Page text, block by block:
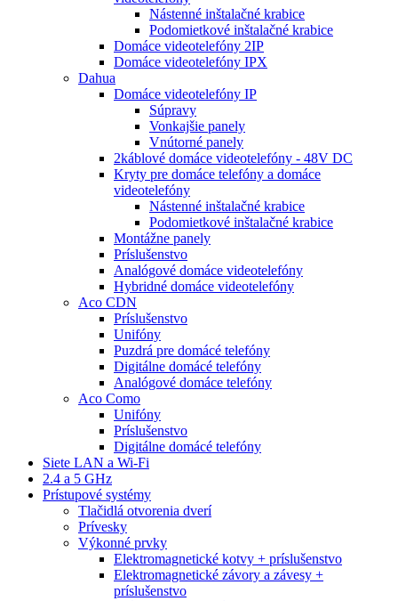
Nástenné inštalačné krabice
Podomietkové inštalačné krabice
Domáce videotelefóny 2IP
Domáce videotelefóny IPX
Dahua
Domáce videotelefóny IP
Súpravy
Vonkajšie panely
Vnútorné panely
2káblové domáce videotelefóny - 48V DC
Kryty pre domáce telefóny a domáce
videotelefóny
Nástenné inštalačné krabice
Podomietkové inštalačné krabice
Montážne panely
Príslušenstvo
Analógové domáce videotelefóny
Hybridné domáce videotelefóny
Aco CDN
Príslušenstvo
Unifóny
Puzdrá pre domácé telefóny
Digitálne domácé telefóny
Analógové domáce telefóny
Aco Como
Unifóny
Príslušenstvo
Digitálne domácé telefóny
Siete LAN a Wi-Fi
2.4 a 5 GHz
Prístupové systémy
Tlačidlá otvorenia dverí
Prívesky
Výkonné prvky
Elektromagnetické kotvy + príslušenstvo
Elektromagnetické závory a závesy +
príslušenstvo